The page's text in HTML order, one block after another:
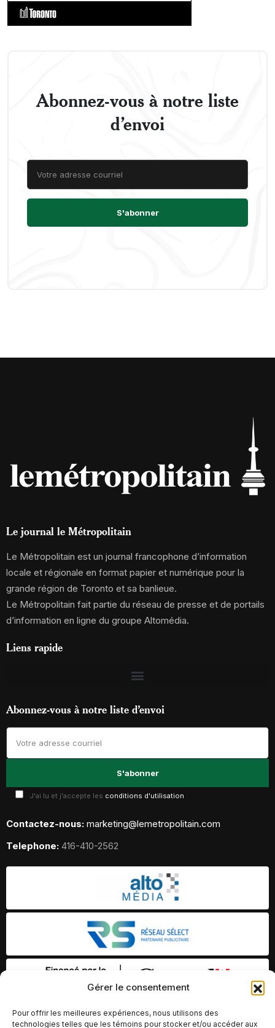
Gérer le consentement
Pour offrir les meilleures expériences, nous utilisons des
technologies telles que les témoins pour stocker et/ou accéder aux
Abonnez-vous à notre liste
d’envoi
Le journal le Métropolitain
Le Métropolitain est un journal francophone d’information
locale et régionale en format papier et numérique pour la
grande région de Toronto et sa banlieue.
Le Métropolitain fait partie du réseau de presse et de portails
d’information en ligne du groupe Altomédia.
Liens rapide
Abonnez-vous à notre liste d’envoi
J'ai lu et j'accepte les conditions d'utilisation
Contactez-nous: marketing@lemetropolitain.com
Telephone: 416-410-2562